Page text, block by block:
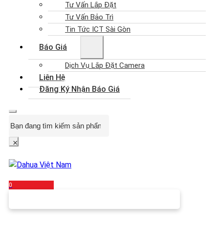
Tư Vấn Lắp Đặt
Tư Vấn Bảo Trì
Tin Tức ICT Sài Gòn
Báo Giá
Dịch Vụ Lắp Đặt Camera
Liên Hệ
Đăng Ký Nhận Báo Giá
×
0